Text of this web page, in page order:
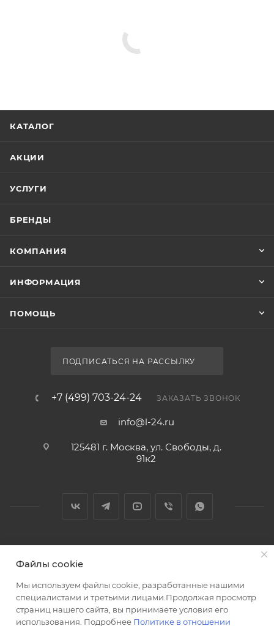
КАТАЛОГ
АКЦИИ
УСЛУГИ
БРЕНДЫ
КОМПАНИЯ
ИНФОРМАЦИЯ
ПОМОЩЬ
ПОДПИСАТЬСЯ НА РАССЫЛКУ
+7 (499) 703-24-24 ЗАКАЗАТЬ ЗВОНОК
info@l-24.ru
125481 г. Москва, ул. Свободы, д.
91к2
Файлы cookie
Мы используем файлы cookie, разработанные нашими
специалистами и третьими лицами.Продолжая просмотр
страниц нашего сайта, вы принимаете условия его
использования. Подробнее Политике в отношении